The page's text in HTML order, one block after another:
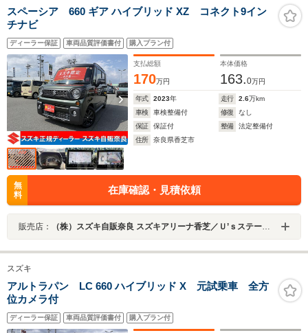
スペーシア 660 ギア ハイブリッド XZ コネクト9イン
チナビ
ディーラー保証 車両品質評価書付 購入プラン付
支払総額
170万円
本体価格
163.0万円
年式 2023年 走行 2.6万km
車検
車検整備付 修復
なし
保証
保証付 整備
法定整備付
住所
奈良県香芝市
無
料
在庫確認・見積依頼
販売店： （株）スズキ自販奈良 スズキアリーナ香芝／Ｕ’ｓステーション香芝
スズキ
アルトラパン LC 660 ハイブリッド X 元試乗車 全方
位カメラ付
ディーラー保証 車両品質評価書付 購入プラン付